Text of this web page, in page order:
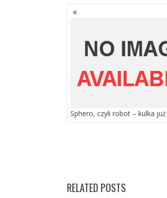
NAWIGACJA
PO
Sphero, czyli robot – kulka
RELATED POSTS